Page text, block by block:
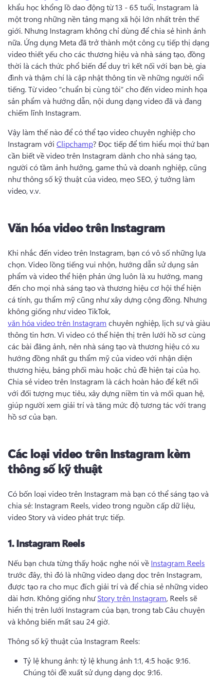
khẩu học khổng lồ dao động từ 13 - 65 tuổi, Instagram là
một trong những nền tảng mạng xã hội lớn nhất trên thế
giới. Nhưng Instagram không chỉ dùng để chia sẻ hình ảnh
nữa. Ứng dụng Meta đã trở thành một công cụ tiếp thị dạng
video thiết yếu cho các thương hiệu và nhà sáng tạo, đồng
thời là cách thức phổ biến để duy trì kết nối với bạn bè, gia
đình và thậm chí là cập nhật thông tin về những người nổi
tiếng. Từ video “chuẩn bị cùng tôi” cho đến video minh họa
sản phẩm và hướng dẫn, nội dung dạng video đã và đang
chiếm lĩnh Instagram.
Vậy làm thế nào để có thể tạo video chuyên nghiệp cho
Instagram với Clipchamp? Đọc tiếp để tìm hiểu mọi thứ bạn
cần biết về video trên Instagram dành cho nhà sáng tạo,
người có tầm ảnh hưởng, game thủ và doanh nghiệp, cũng
như thông số kỹ thuật của video, mẹo SEO, ý tưởng làm
video, v.v.
Văn hóa video trên Instagram
Khi nhắc đến video trên Instagram, bạn có vô số những lựa
chọn. Video lồng tiếng vui nhộn, hướng dẫn sử dụng sản
phẩm và video thể hiện phản ứng luôn là xu hướng, mang
đến cho mọi nhà sáng tạo và thương hiệu cơ hội thể hiện
cá tính, gu thẩm mỹ cũng như xây dựng cộng đồng. Nhưng
không giống như video TikTok,
văn hóa video trên Instagram chuyên nghiệp, lịch sự và giàu
thông tin hơn. Vì video có thể hiện thị trên lưới hồ sơ cùng
các bài đăng ảnh, nên nhà sáng tạo và thương hiệu có xu
hướng đồng nhất gu thẩm mỹ của video với nhận diện
Chia sẻ video trên Instagram là cách hoàn hảo để kết nối
với đối tượng mục tiêu, xây dựng niềm tin và mối quan hệ,
giúp người xem giải trí và tăng mức độ tương tác với trang
hồ sơ của bạn.
Các loại video trên Instagram kèm
thông số kỹ thuật
Có bốn loại video trên Instagram mà bạn có thể sáng tạo và
chia sẻ: Instagram Reels, video trong nguồn cấp dữ liệu,
video Story và video phát trực tiếp.
1.Instagram Reels
Nếu bạn chưa từng thấy hoặc nghe nói về Instagram Reels
trước đây, thì đó là những video dạng dọc trên Instagram,
được tạo ra cho mục đích giải trí và để chia sẻ những video
dài hơn. Không giống như Story trên Instagram, Reels sẽ
hiển thị trên lưới Instagram của bạn, trong tab Câu chuyện
và không biến mất sau 24 giờ.
Thông số kỹ thuật của Instagram Reels:
Chúng tôi đề xuất sử dụng dạng dọc 9:16.